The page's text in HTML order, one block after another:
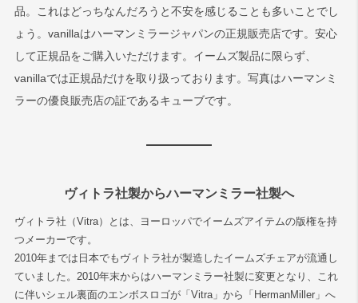
品。これはどっちなんだろうと不安を感じることも多いことでし
ょう。vanillaはハーマンミラージャパンの正規販売店です。安心
して正規品をご購入いただけます。イームズ製品に限らず、
vanillaでは正規品だけを取り扱っております。写真はハーマンミ
ラーの優良販売店の証であるキューブです。
ヴィトラ社製からハーマンミラー社製へ
ヴィトラ社（Vitra）とは、ヨーロッパでイームズアイテムの版権を持
つメーカーです。
2010年までは日本でもヴィトラ社が製造したイームズチェアが流通し
ていました。2010年末からはハーマンミラー社製に変更となり、これ
に伴いシェル裏面のエンボスロゴが「Vitra」から「HermanMiller」へ